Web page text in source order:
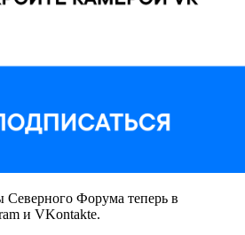
Форума теперь в
и VKontakte.